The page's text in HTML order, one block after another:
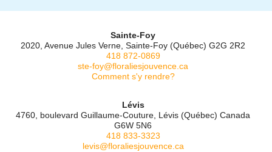
Sainte-Foy
2020, Avenue Jules Verne, Sainte-Foy (Québec) G2G 2R2
418 872-0869
ste-foy@floraliesjouvence.ca
Comment s'y rendre?
Lévis
4760, boulevard Guillaume-Couture, Lévis (Québec) Canada
G6W 5N6
418 833-3323
levis@floraliesjouvence.ca